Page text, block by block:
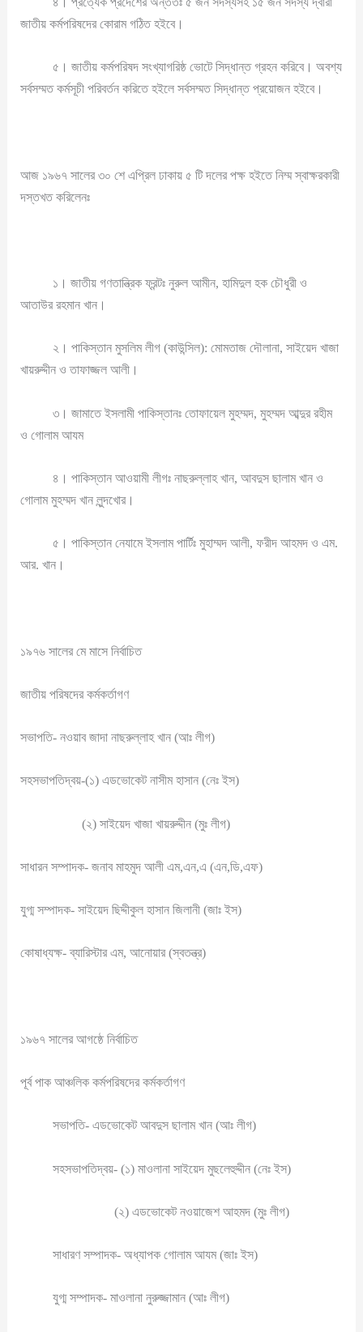
জাতীয় কর্মপরিষদের কোরাম গঠিত হইবে।
৫। জাতীয় কর্মপরিষদ সংখ্যাগরিষ্ঠ ভোটে সিদ্ধান্ত গ্রহন করিবে। অবশ্য
সর্বসম্মত কর্মসূচী পরিবর্তন করিতে হইলে সর্বসম্মত সিদ্ধান্ত প্রয়োজন হইবে।
আজ ১৯৬৭ সালের ৩০ শে এপ্রিল ঢাকায় ৫ টি দলের পক্ষ হইতে নিম্ম স্বাক্ষরকারী
দস্তখত করিলেনঃ
১। জাতীয় গণতান্ত্রিক ফ্রন্টঃ নুরুল আমীন, হামিদুল হক চৌধুরী ও
আতাউর রহমান খান।
২। পাকিস্তান মুসলিম লীগ (কাউন্সিল): মোমতাজ দৌলানা, সাইয়েদ খাজা
খায়রুদ্দীন ও তাফাজ্জল আলী।
৩। জামাতে ইসলামী পাকিস্তানঃ তোফায়েল মুহম্মদ, মুহম্মদ আব্দুর রহীম
ও গোলাম আযম
৪। পাকিস্তান আওয়ামী লীগঃ নাছরুল্লাহ খান, আবদুস ছালাম খান ও
গোলাম মুহম্মদ খান লুন্দখোর।
৫। পাকিস্তান নেযামে ইসলাম পার্টিঃ মুহাম্মদ আলী, ফরীদ আহমদ ও এম.
আর. খান।
১৯৭৬ সালের মে মাসে নির্বাচিত
জাতীয় পরিষদের কর্মকর্তাগণ
সভাপতি- নওয়াব জাদা নাছরুল্লাহ খান (আঃ লীগ)
সহসভাপতিদ্বয়-(১) এডভোকেট নাসীম হাসান (নেঃ ইস)
(২) সাইয়েদ খাজা খায়রুদ্দীন (মুঃ লীগ)
সাধারন সম্পাদক- জনাব মাহমুদ আলী এম,এন,এ (এন,ডি,এফ)
যুগ্ম সম্পাদক- সাইয়েদ ছিদ্দীকুল হাসান জিলানী (জাঃ ইস)
কোষাধ্যক্ষ- ব্যারিস্টার এম, আনোয়ার (স্বতন্ত্র)
১৯৬৭ সালের আগষ্ঠে নির্বাচিত
পূর্ব পাক আঞ্চলিক কর্মপরিষদের কর্মকর্তাগণ
সভাপতি- এডভোকেট আবদুস ছালাম খান (আঃ লীগ)
সহসভাপতিদ্বয়- (১) মাওলানা সাইয়েদ মুছলেহুদ্দীন (নেঃ ইস)
(২) এডভোকেট নওয়াজেশ আহমদ (মুঃ লীগ)
সাধারণ সম্পাদক- অধ্যাপক গোলাম আযম (জাঃ ইস)
যুগ্ম সম্পাদক- মাওলানা নুরুজ্জামান (আঃ লীগ)